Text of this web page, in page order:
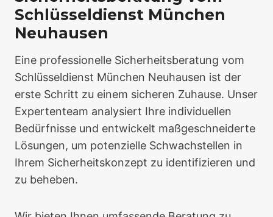
Schlüsseldienst München
Neuhausen
Eine professionelle Sicherheitsberatung vom
Schlüsseldienst München Neuhausen ist der
erste Schritt zu einem sicheren Zuhause. Unser
Expertenteam analysiert Ihre individuellen
Bedürfnisse und entwickelt maßgeschneiderte
Lösungen, um potenzielle Schwachstellen in
Ihrem Sicherheitskonzept zu identifizieren und
zu beheben.